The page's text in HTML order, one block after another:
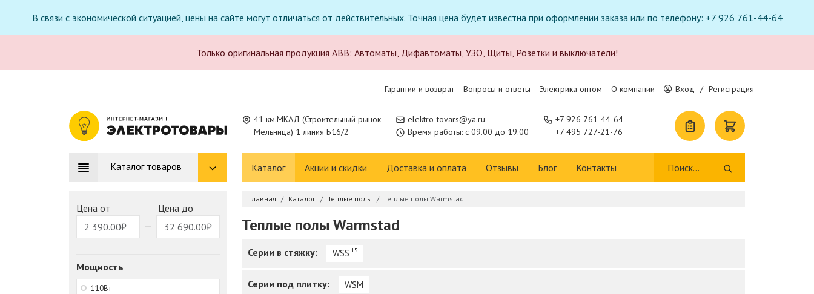
В связи с экономической ситуацией, цены на сайте могут отличаться от действительных. Точная цена будет известна при оформлении заказа или по телефону: +7 926 761-44-64
Только оригинальная продукция ABB: Автоматы, Дифавтоматы, УЗО, Щиты, Розетки и выключатели!
Гарантии и возврат Вопросы и ответы Электрика оптом О компании Вход / Регистрация
41 км.МКАД (Строительный рынок
Мельница) 1 линия Б16/2
elektro-tovars@ya.ru
Время работы: с 09.00 до 19.00
+7 926 761-44-64
+7 495 727-21-76
Каталог товаров Каталог Акции и скидки Доставка и оплата Отзывы Блог Контакты
Цена от Цена до
Мощность
110Bт
Главная Каталог Теплые полы Теплые полы Warmstad
Теплые полы Warmstad
Серии в стяжку: WSS 15
Серии под плитку: WSM